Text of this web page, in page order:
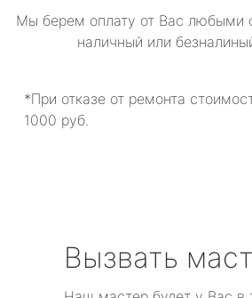
Мы берем оплату от Вас любыми
наличный или
*При отказе от ремонта
1000 руб.
Вызвать